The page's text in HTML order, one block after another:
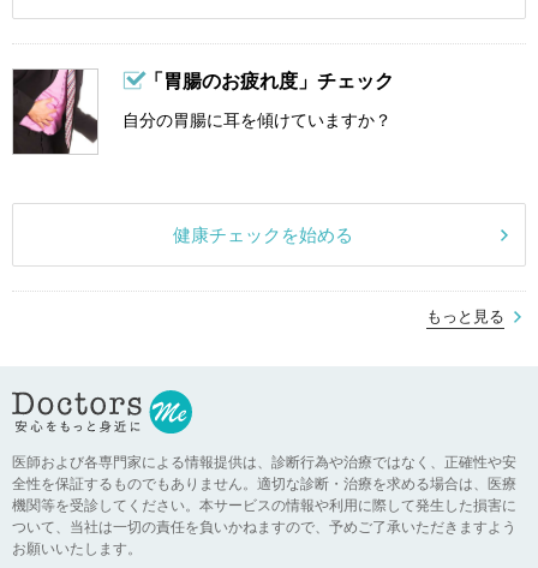
「胃腸のお疲れ度」チェック
自分の胃腸に耳を傾けていますか？
健康チェックを始める
もっと見る
医師および各専門家による情報提供は、診断行為や治療ではなく、正確性や安
全性を保証するものでもありません。適切な診断・治療を求める場合は、医療
機関等を受診してください。本サービスの情報や利用に際して発生した損害に
ついて、当社は一切の責任を負いかねますので、予めご了承いただきますよう
お願いいたします。